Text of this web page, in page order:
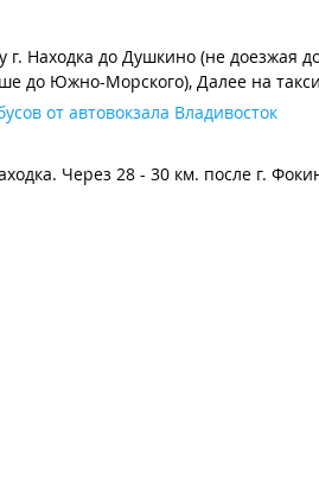
г. Находка до Душкино (не доезжая
до Южно-Морского), Далее на
от автовокзала Владивосток
Через 28 - 30 км. после г.